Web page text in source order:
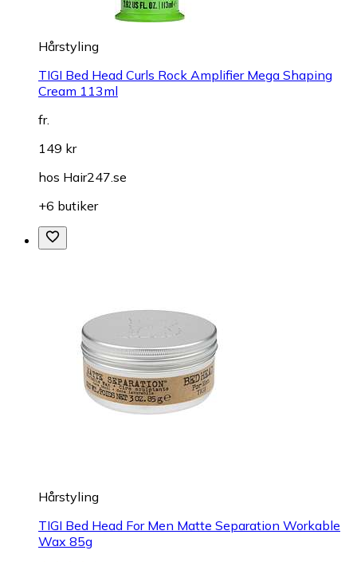
Hårstyling
TIGI Bed Head Curls Rock Amplifier Mega Shaping
Cream 113ml
fr.
149 kr
hos Hair247.se
+6 butiker
Hårstyling
TIGI Bed Head For Men Matte Separation Workable
Wax 85g